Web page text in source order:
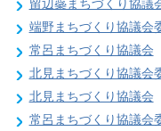
留辺蘂まちづくり協議
端野まちづくり協議会
常呂まちづくり協議会
北見まちづくり協議会
北見まちづくり協議会
常呂まちづくり協議会